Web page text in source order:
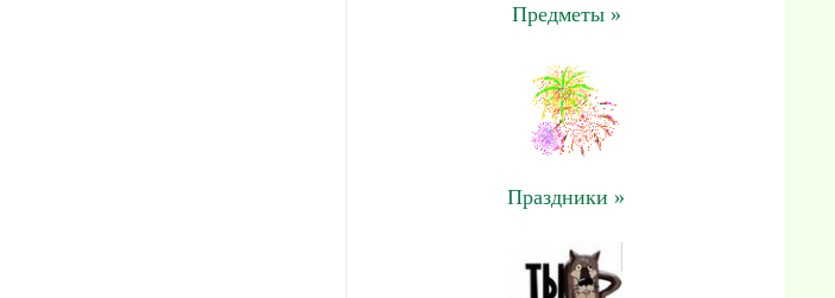
Предметы »
Праздники »